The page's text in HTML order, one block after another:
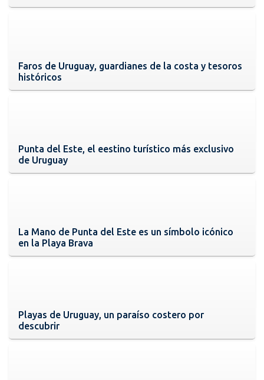
Faros de Uruguay, guardianes de la costa y tesoros
históricos
Punta del Este, el eestino turístico más exclusivo
de Uruguay
La Mano de Punta del Este es un símbolo icónico
en la Playa Brava
Playas de Uruguay, un paraíso costero por
descubrir